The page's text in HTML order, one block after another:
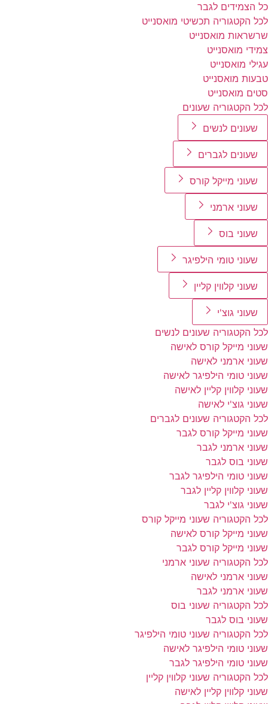
כל הצמידים לגבר
לכל הקטגוריה תכשיטי מואסנייט
שרשראות מואסנייט
צמידי מואסנייט
עגילי מואסנייט
טבעות מואסנייט
סטים מואסנייט
לכל הקטגוריה שעונים
שעונים לנשים
שעונים לגברים
שעוני מייקל קורס
שעוני ארמני
שעוני בוס
שעוני טומי הילפיגר
שעוני קלווין קליין
שעוני גוצ'י
לכל הקטגוריה שעונים לנשים
שעוני מייקל קורס לאישה
שעוני ארמני לאישה
שעוני טומי הילפיגר לאישה
שעוני קלווין קליין לאישה
שעוני גוצ'י לאישה
לכל הקטגוריה שעונים לגברים
שעוני מייקל קורס לגבר
שעוני ארמני לגבר
שעוני בוס לגבר
שעוני טומי הילפיגר לגבר
שעוני קלווין קליין לגבר
שעוני גוצ'י לגבר
לכל הקטגוריה שעוני מייקל קורס
שעוני מייקל קורס לאישה
שעוני מייקל קורס לגבר
לכל הקטגוריה שעוני ארמני
שעוני ארמני לאישה
שעוני ארמני לגבר
לכל הקטגוריה שעוני בוס
שעוני בוס לגבר
לכל הקטגוריה שעוני טומי הילפיגר
שעוני טומי הילפיגר לאישה
שעוני טומי הילפיגר לגבר
לכל הקטגוריה שעוני קלווין קליין
שעוני קלווין קליין לאישה